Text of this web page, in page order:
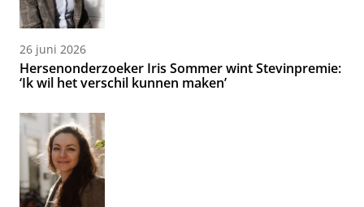
26 juni 2026
Hersenonderzoeker Iris Sommer wint Stevinpremie:
‘Ik wil het verschil kunnen maken’